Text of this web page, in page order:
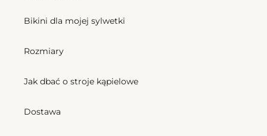
Bikini dla mojej sylwetki
Rozmiary
Jak dbać o stroje kąpielowe
Dostawa